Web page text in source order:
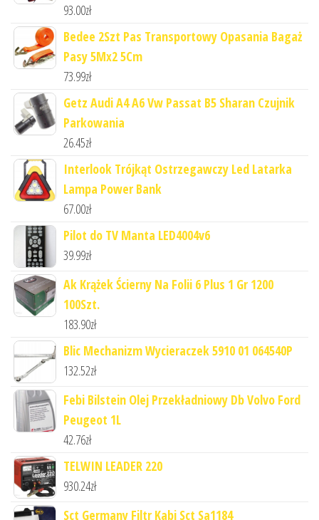
93.00zł
Bedee 2Szt Pas Transportowy Opasania Bagaż
Pasy 5Mx2 5Cm
73.99zł
Getz Audi A4 A6 Vw Passat B5 Sharan Czujnik
Parkowania
26.45zł
Interlook Trójkąt Ostrzegawczy Led Latarka
Lampa Power Bank
67.00zł
Pilot do TV Manta LED4004v6
39.99zł
Ak Krążek Ścierny Na Folii 6 Plus 1 Gr 1200
100Szt.
183.90zł
Blic Mechanizm Wycieraczek 5910 01 064540P
132.52zł
Febi Bilstein Olej Przekładniowy Db Volvo Ford
Peugeot 1L
42.76zł
TELWIN LEADER 220
930.24zł
Sct Germany Filtr Kabi Sct Sa1184